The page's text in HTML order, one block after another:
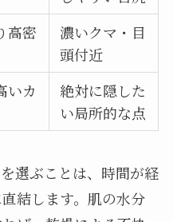
高密
濃いクマ・目
頭付近
いカ
絶対に隠した
い局所的な点
選ぶことは、時間が経
結します。肌の水分